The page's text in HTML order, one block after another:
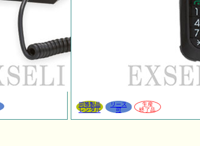
同等製品
レンタル
リース
可
生産
終了品